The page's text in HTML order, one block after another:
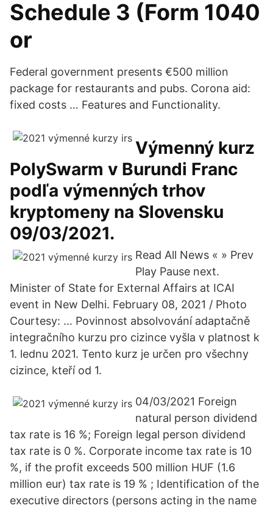
Schedule 3 (Form 1040
or
Federal government presents €500 million
package for restaurants and pubs. Corona aid:
fixed costs … Features and Functionality.
Výmenný kurz
PolySwarm v Burundi Franc
podľa výmenných trhov
kryptomeny na Slovensku
09/03/2021.
Read All News « » Prev
Play Pause next.
Minister of State for External Affairs at ICAI
event in New Delhi. February 08, 2021 / Photo
Courtesy: … Povinnost absolvování adaptačně
integračního kurzu pro cizince vyšla v platnost k
1. lednu 2021. Tento kurz je určen pro všechny
cizince, kteří od 1.
04/03/2021 Foreign
natural person dividend
tax rate is 16 %; Foreign legal person dividend
tax rate is 0 %. Corporate income tax rate is 10
%, if the profit exceeds 500 million HUF (1.6
million eur) tax rate is 19 % ; Identification of the
executive directors (persons acting in the name